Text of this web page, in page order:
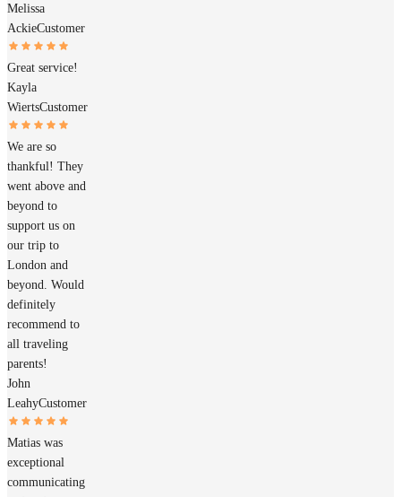
Melissa
AckieCustomer
Great service!
Kayla
WiertsCustomer
We are so
thankful! They
went above and
beyond to
support us on
our trip to
London and
beyond. Would
definitely
recommend to
all traveling
parents!
John
LeahyCustomer
Matias was
exceptional
communicating